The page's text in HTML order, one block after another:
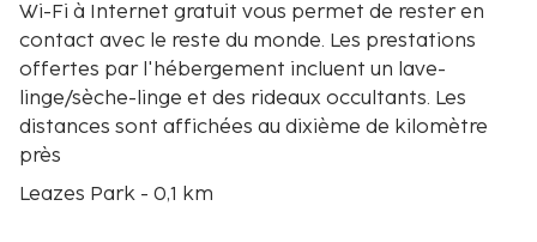
Wi-Fi à Internet gratuit vous permet de rester en
contact avec le reste du monde. Les prestations
offertes par l'hébergement incluent un lave-
linge/sèche-linge et des rideaux occultants. Les
distances sont affichées au dixième de kilomètre
près
Leazes Park - 0,1 km